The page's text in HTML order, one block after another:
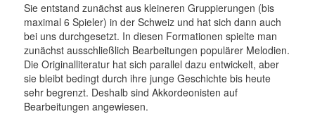
Sie entstand zunächst aus kleineren Gruppierungen (bis
maximal 6 Spieler) in der Schweiz und hat sich dann auch
bei uns durchgesetzt. In diesen Formationen spielte man
zunächst ausschließlich Bearbeitungen populärer Melodien.
Die Originalliteratur hat sich parallel dazu entwickelt, aber
sie bleibt bedingt durch ihre junge Geschichte bis heute
sehr begrenzt. Deshalb sind Akkordeonisten auf
Bearbeitungen angewiesen.